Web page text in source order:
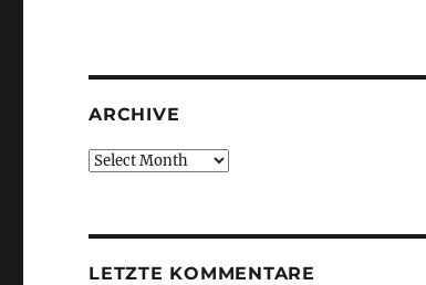
ARCHIVE
Archive
LETZTE KOMMENTARE